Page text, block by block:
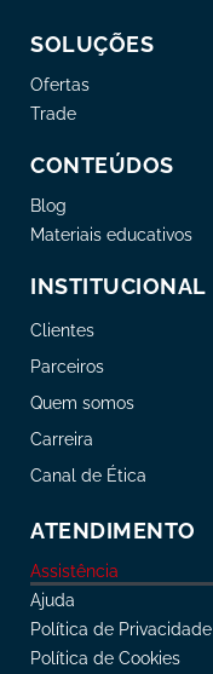
SOLUÇÕES
Ofertas
Trade
CONTEÚDOS
Blog
Materiais educativos
INSTITUCIONAL
Clientes
Parceiros
Quem somos
Carreira
Canal de Ética
ATENDIMENTO
Assistência
Ajuda
Política de Privacidade
Política de Cookies